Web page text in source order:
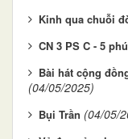
Kinh qua chuỗi
CN 3 PS C - 5
Bài hát cộng
(04/05/2025)
Bụi Trần (04/05/